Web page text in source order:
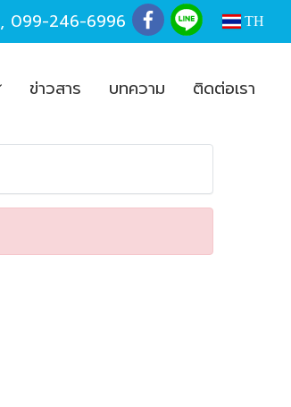
, 099-246-6996 TH
ข่าวสาร บทความ ติดต่อเรา